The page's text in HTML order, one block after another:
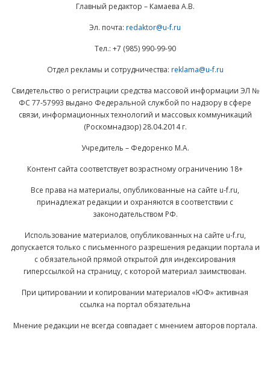
Главный редактор – Камаева А.В.
Эл. почта: redaktor@u-f.ru
Тел.: +7 (985) 990-99-90
Отдел рекламы и сотрудничества: reklama@u-f.ru
Свидетельство о регистрации средства массовой информации ЭЛ №
ФС 77-57993 выдано Федеральной службой по надзору в сфере
связи, информационных технологий и массовых коммуникаций
(Роскомнадзор) 28.04.2014 г.
Учредитель – Федоренко М.А.
Контент сайта соответствует возрастному ограничению 18+
Все права на материалы, опубликованные на сайте u-f.ru,
принадлежат редакции и охраняются в соответствии с
законодательством РФ.
Использование материалов, опубликованных на сайте u-f.ru,
допускается только с письменного разрешения редакции портала и
с обязательной прямой открытой для индексирования
гиперссылкой на страницу, с которой материал заимствован.
При цитировании и копировании материалов «ЮФ» активная
ссылка на портал обязательна
Мнение редакции не всегда совпадает с мнением авторов портала.